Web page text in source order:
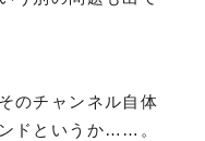
のチャンネル自体
ドというか……。